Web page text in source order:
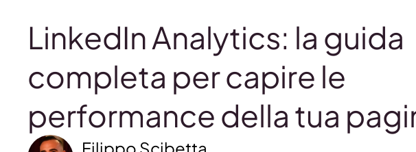
LinkedIn Analytics: la guida
completa per capire le
performance della tua
Filippo Scibetta